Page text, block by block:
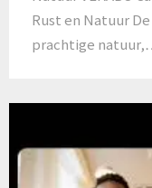
Rust en Natuur
prachtige